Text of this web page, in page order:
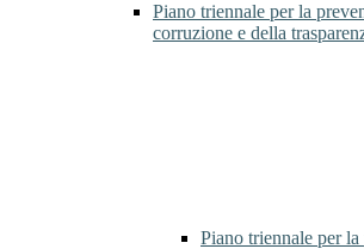
Piano triennale per la
corruzione e della
Piano triennale per